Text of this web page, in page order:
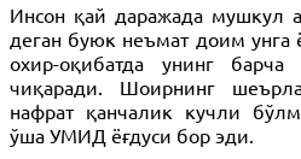
Инсон қай даражада мушкул
деган буюк неъмат доим
охир-оқибатда унинг
чиқаради. Шоирнинг
нафрат қанчалик кучли
ўша УМИД ёғдуси бор эди.